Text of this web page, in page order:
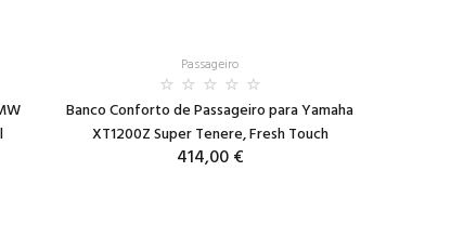
Passageiro
Banco Conforto de Passageiro para Yamaha
XT1200Z Super Tenere, Fresh Touch
414,00 €